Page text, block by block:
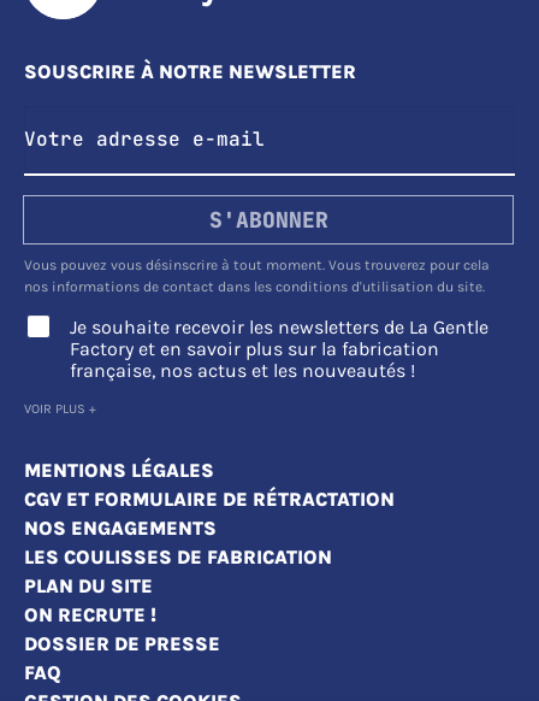
SOUSCRIRE À NOTRE NEWSLETTER
S'ABONNER
Vous pouvez vous désinscrire à tout moment. Vous trouverez pour cela
nos informations de contact dans les conditions d'utilisation du site.
Je souhaite recevoir les newsletters de La Gentle
Factory et en savoir plus sur la fabrication
française, nos actus et les nouveautés !
VOIR PLUS +
MENTIONS LÉGALES
CGV ET FORMULAIRE DE RÉTRACTATION
NOS ENGAGEMENTS
LES COULISSES DE FABRICATION
PLAN DU SITE
ON RECRUTE !
DOSSIER DE PRESSE
FAQ